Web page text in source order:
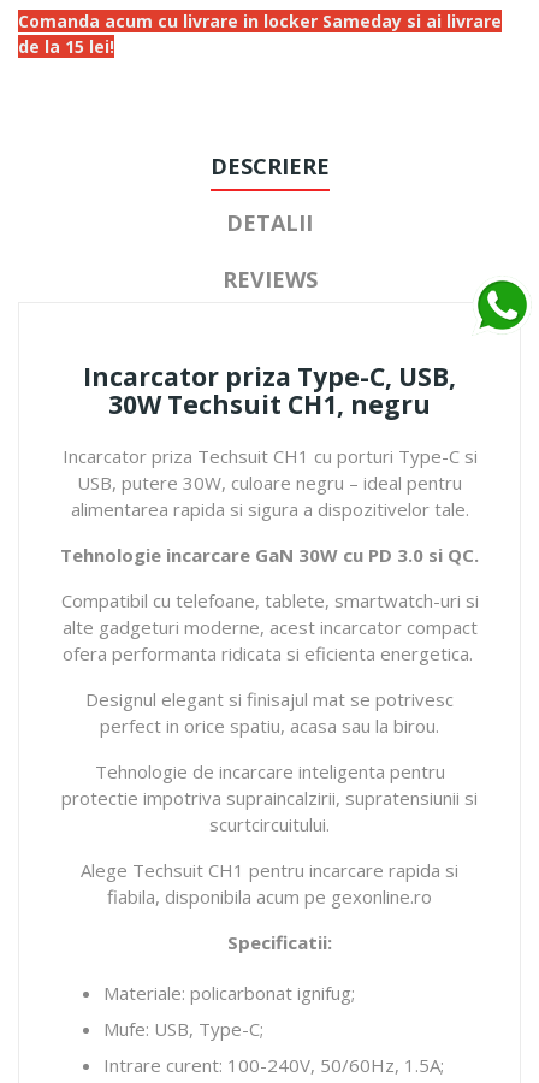
Comanda acum cu livrare in locker Sameday si ai livrare
de la 15 lei!
DESCRIERE
DETALII
REVIEWS
Incarcator priza Type-C, USB,
30W Techsuit CH1, negru
Incarcator priza Techsuit CH1 cu porturi Type-C si
USB, putere 30W, culoare negru – ideal pentru
alimentarea rapida si sigura a dispozitivelor tale.
Tehnologie incarcare GaN 30W cu PD 3.0 si QC.
Compatibil cu telefoane, tablete, smartwatch-uri si
alte gadgeturi moderne, acest incarcator compact
ofera performanta ridicata si eficienta energetica.
Designul elegant si finisajul mat se potrivesc
perfect in orice spatiu, acasa sau la birou.
Tehnologie de incarcare inteligenta pentru
protectie impotriva supraincalzirii, supratensiunii si
scurtcircuitului.
Alege Techsuit CH1 pentru incarcare rapida si
fiabila, disponibila acum pe gexonline.ro
Specificatii:
Materiale: policarbonat ignifug;
Mufe: USB, Type-C;
Intrare curent: 100-240V, 50/60Hz, 1.5A;